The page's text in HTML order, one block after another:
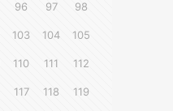
96 97 98
103 104 105
110 111 112
117 118 119